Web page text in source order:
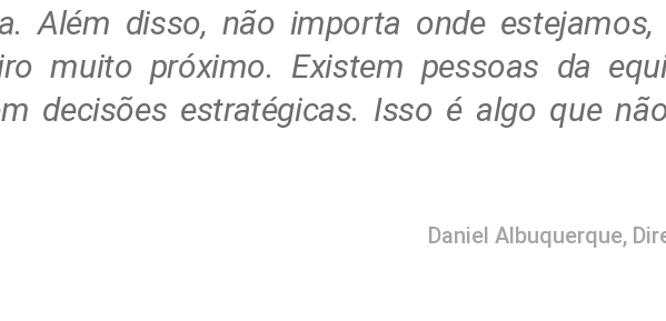
Além disso, não importa onde
muito próximo. Existem pessoas da
decisões estratégicas. Isso é algo que
Daniel Albuquerque,